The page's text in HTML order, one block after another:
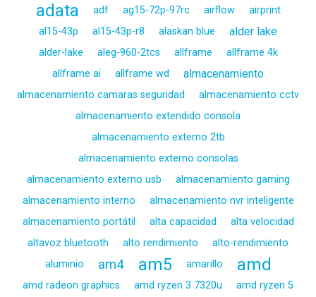
adata adf ag15-72p-97rc airflow
airprint
al15-43p
al15-43p-r8 alaskan blue alder lake
alder-lake aleg-960-2tcs allframe
allframe 4k
allframe ai
allframe wd almacenamiento
almacenamiento camaras seguridad
almacenamiento cctv
almacenamiento extendido consola
almacenamiento externo 2tb
almacenamiento externo consolas
almacenamiento externo usb
almacenamiento gaming
almacenamiento interno
almacenamiento nvr inteligente
almacenamiento portátil
alta capacidad
alta velocidad
altavoz bluetooth
alto rendimiento
alto-rendimiento
aluminio
am4 am5 amarillo amd
amd radeon graphics amd ryzen 3 7320u
amd ryzen 5